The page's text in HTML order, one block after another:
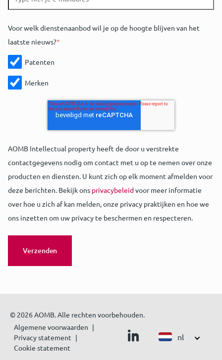
Voor welk dienstenaanbod wil je op de hoogte blijven van het
laatste nieuws?*
Patenten
Merken
AOMB Intellectual property heeft de door u verstrekte
contactgegevens nodig om contact met u op te nemen over onze
producten en diensten. U kunt zich op elk moment afmelden voor
deze berichten. Bekijk ons privacybeleidvoor meer informatie
over hoe u zich af kan melden, onze privacy praktijken en hoe we
ons inzetten om uw privacy te beschermen en respecteren.
© 2026 AOMB. Alle rechten voorbehouden.
Algemene voorwaarden
Privacy statement
Cookie statement
nl